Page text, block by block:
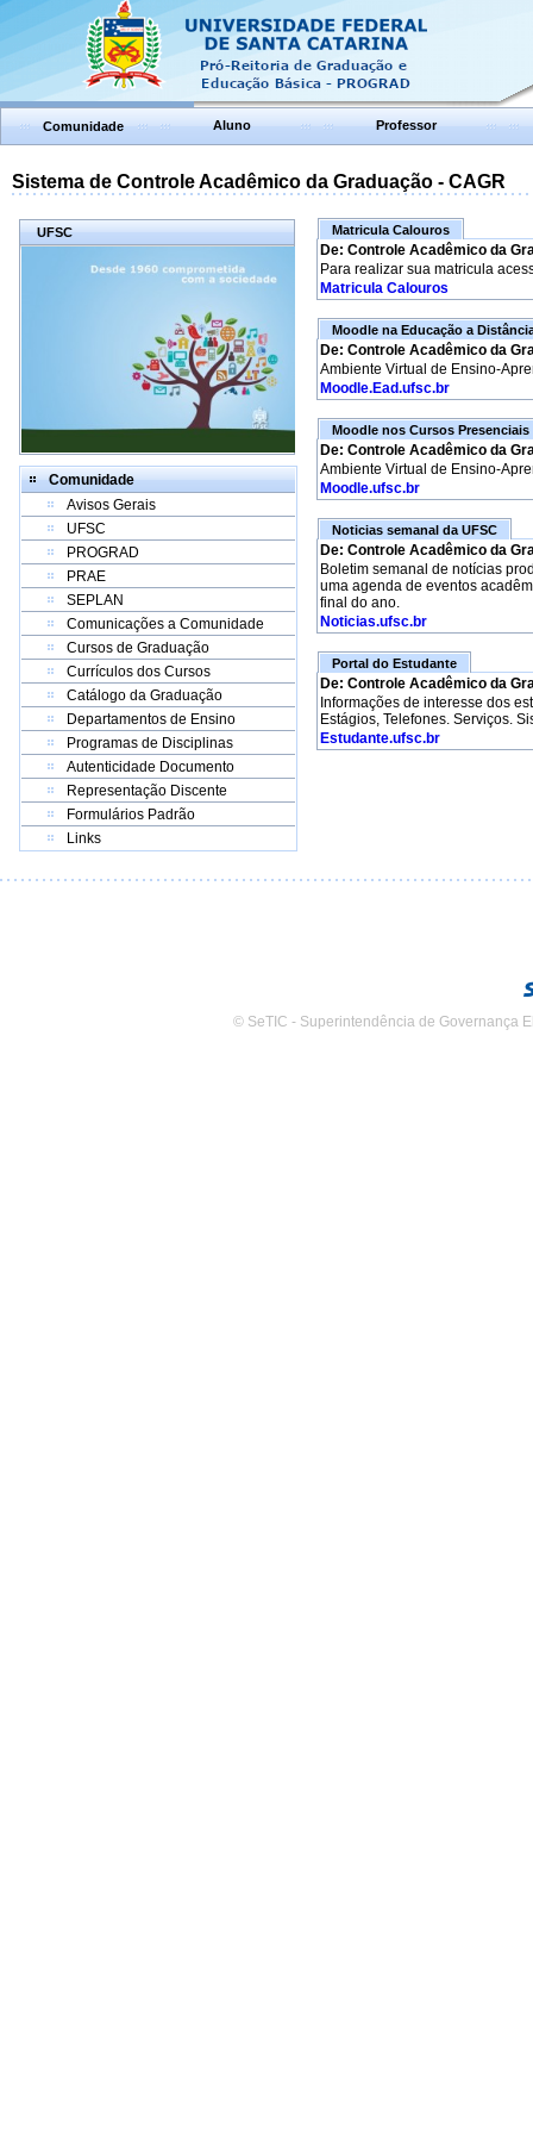
Comunidade Aluno Professor
Sistema de Controle Acadêmico da Graduação - CAGR
UFSC
Comunidade
Avisos Gerais
UFSC
PROGRAD
PRAE
SEPLAN
Comunicações a Comunidade
Cursos de Graduação
Currículos dos Cursos
Catálogo da Graduação
Departamentos de Ensino
Programas de Disciplinas
Autenticidade Documento
Representação Discente
Formulários Padrão
Links
Matricula Calouros
De: Controle Acadêmico da
Para realizar sua matricula
Matricula Calouros
Moodle na Educação a
De: Controle Acadêmico da
Ambiente Virtual de Ensino-
Moodle.Ead.ufsc.br
Moodle nos Cursos Presenciais
De: Controle Acadêmico da
Ambiente Virtual de Ensino-
Moodle.ufsc.br
Noticias semanal da UFSC
De: Controle Acadêmico da
Boletim semanal de notícias
uma agenda de eventos
final do ano.
Noticias.ufsc.br
Portal do Estudante
De: Controle Acadêmico da
Informações de interesse dos
Estágios, Telefones. Serviços.
Estudante.ufsc.br
© SeTIC - Superintendência de Governança